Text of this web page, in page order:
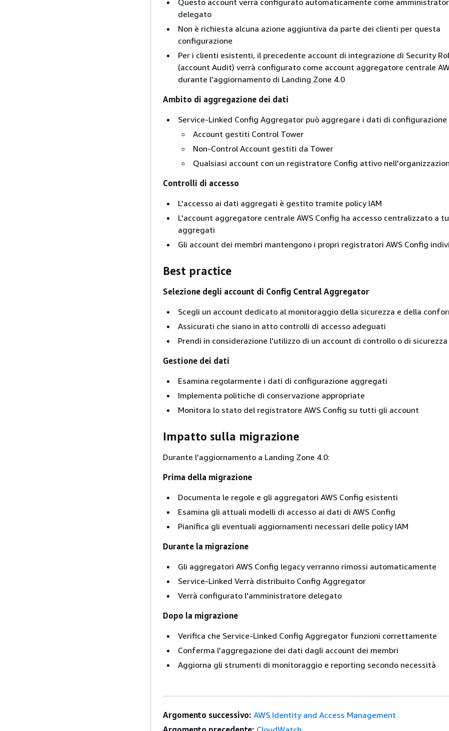
Questo account verrà configurato automaticamente come
delegato
Non è richiesta alcuna azione aggiuntiva da parte dei clienti per questa
configurazione
Per i clienti esistenti, il precedente account di integrazione di Security
(account Audit) verrà configurato come account aggregatore centrale
durante l'aggiornamento di Landing Zone 4.0
Ambito di aggregazione dei dati
Service-Linked Config Aggregator può aggregare i dati di configurazione
Account gestiti Control Tower
Non-Control Account gestiti da Tower
Qualsiasi account con un registratore Config attivo
Controlli di accesso
L'accesso ai dati aggregati è gestito tramite policy IAM
L'account aggregatore centrale AWS Config ha accesso centralizzato a
aggregati
Gli account dei membri mantengono i propri registratori AWS Config
Best practice
Selezione degli account di Config Central Aggregator
Scegli un account dedicato al monitoraggio della sicurezza e della
Assicurati che siano in atto controlli di accesso adeguati
Prendi in considerazione l'utilizzo di un account di controllo o di
Gestione dei dati
Esamina regolarmente i dati di configurazione aggregati
Implementa politiche di conservazione appropriate
Monitora lo stato del registratore AWS Config su tutti gli account
Impatto sulla migrazione
Durante l'aggiornamento a Landing Zone 4.0:
Prima della migrazione
Documenta le regole e gli aggregatori AWS Config esistenti
Esamina gli attuali modelli di accesso ai dati di AWS Config
Pianifica gli eventuali aggiornamenti necessari delle policy IAM
Durante la migrazione
Gli aggregatori AWS Config legacy verranno rimossi automaticamente
Service-Linked Verrà distribuito Config Aggregator
Verrà configurato l'amministratore delegato
Dopo la migrazione
Verifica che Service-Linked Config Aggregator funzioni correttamente
Conferma l'aggregazione dei dati dagli account dei membri
Aggiorna gli strumenti di monitoraggio e reporting secondo necessità
Argomento successivo: AWS Identity and Access Management